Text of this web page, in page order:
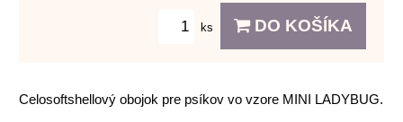
ks DO KOŠÍKA
Celosoftshellový obojok pre psíkov vo vzore MINI LADYBUG.